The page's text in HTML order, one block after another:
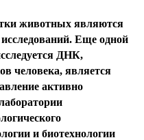
животных являются
Еще одной
ДНК,
человека, является
активно
и биотехнологии